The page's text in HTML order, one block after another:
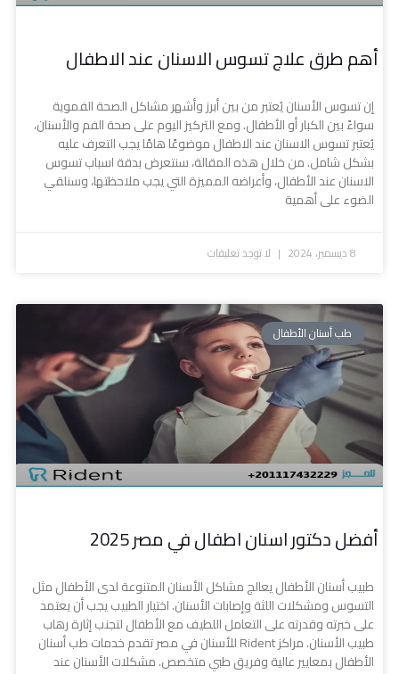
أهم طرق علاج تسوس الاسنان عند الاطفال
إن تسوس الأسنان يُعتبر من بين أبرز وأشهر مشاكل الصحة الفموية
سواءً بين الكبار أو الأطفال. ومع التركيز اليوم على صحة الفم والأسنان،
يُعتبر تسوس الاسنان عند الاطفال موضوعًا هامًا يجب التعرف عليه
بشكل شامل. من خلال هذه المقالة، سنتعرض بدقة اسباب تسوس
الاسنان عند الأطفال، وأعراضه المميزة التي يجب ملاحظتها، وسنلقي
الضوء على أهمية
8 ديسمبر، 2024 لا توجد تعليقات
طب أسنان الأطفال
أفضل دكتور اسنان اطفال في مصر 2025
طبيب أسنان الأطفال يعالج مشاكل الأسنان المتنوعة لدى الأطفال مثل
التسوس ومشكلات اللثة وإصابات الأسنان. اختيار الطبيب يجب أن يعتمد
على خبرته وقدرته على التعامل اللطيف مع الأطفال لتجنب إثارة رهاب
طبيب الأسنان. مراكز Rident للأسنان في مصر تقدم خدمات طب أسنان
الأطفال بمعايير عالية وفريق طبي متخصص. مشكلات الأسنان عند